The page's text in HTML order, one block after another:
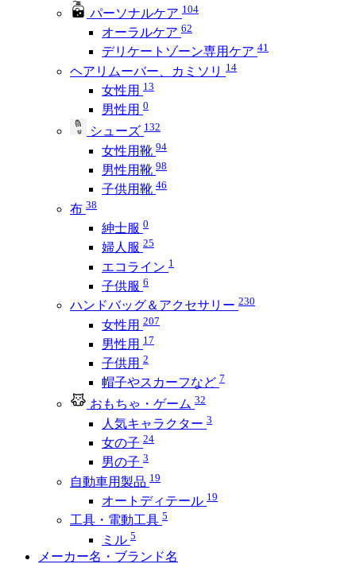
パーソナルケア 104
オーラルケア 62
デリケートゾーン専用ケア 41
ヘアリムーバー、カミソリ 14
女性用 13
男性用 0
シューズ 132
女性用靴 94
男性用靴 98
子供用靴 46
布 38
紳士服 0
婦人服 25
エコライン 1
子供服 6
ハンドバッグ＆アクセサリー 230
女性用 207
男性用 17
子供用 2
帽子やスカーフなど 7
おもちゃ・ゲーム 32
人気キャラクター 3
女の子 24
男の子 3
自動車用製品 19
オートディテール 19
工具・電動工具 5
ミル 5
メーカー名・ブランド名